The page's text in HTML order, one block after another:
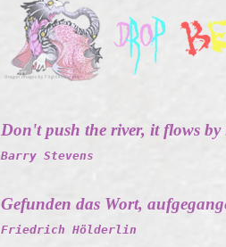
Don't push the river, it flows by
Barry Stevens
Gefunden das Wort,
Friedrich Hölderlin